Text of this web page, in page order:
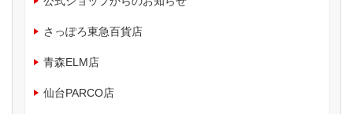
さっぽろ東急百貨店
青森ELM店
仙台PARCO店